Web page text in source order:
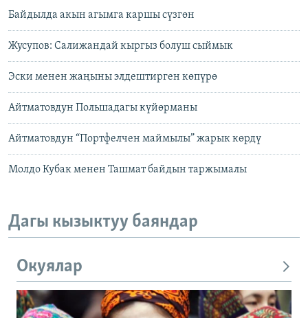
Байдылда акын агымга каршы сүзгөн
Жусупов: Салижандай кыргыз болуш сыймык
Эски менен жаңыны элдештирген көпүрө
Айтматовдун Польшадагы күйөрманы
Айтматовдун “Портфелчен маймылы” жарык көрдү
Молдо Кубак менен Ташмат байдын таржымалы
Дагы кызыктуу баяндар
Окуялар